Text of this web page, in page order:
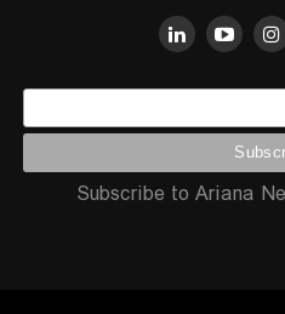
Subscribe to Ariana